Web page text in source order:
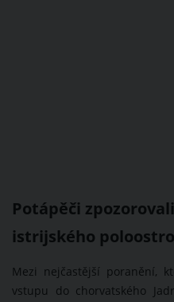
Potápěči
istrijského
Mezi nejčastější poranění,
vstupu do chorvatského